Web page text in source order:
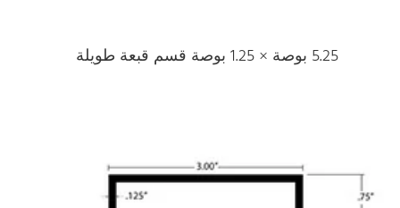
5.25 بوصة × 1.25 بوصة قسم قبعة طويلة